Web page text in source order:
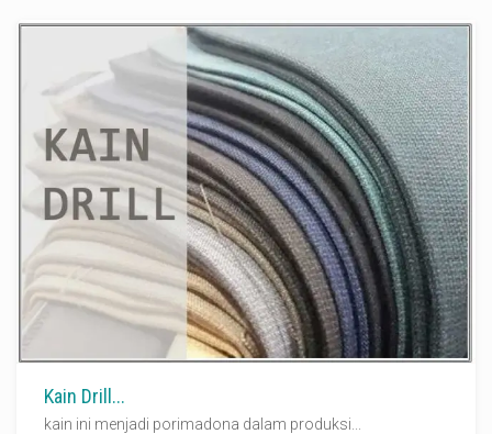
Kain Drill...
kain ini menjadi porimadona dalam produksi...